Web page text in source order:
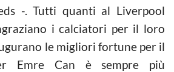
-. Tutti quanti al Liverpool
i calciatori per il loro
le migliori fortune per il
Emre Can è sempre più